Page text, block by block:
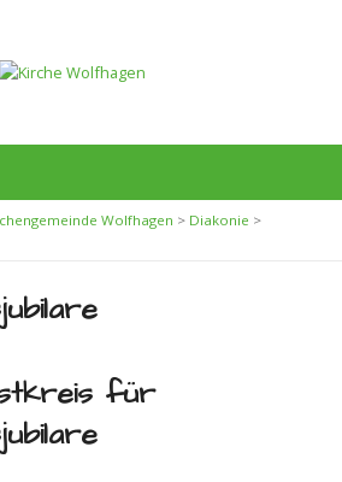
Wolfhagen > Diakonie >
für